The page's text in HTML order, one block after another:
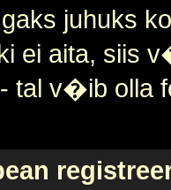
juhuks
ei aita, siis
tal v�ib olla